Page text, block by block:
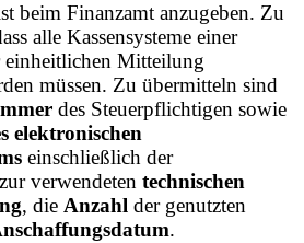
beim Finanzamt anzugeben. Zu
alle Kassensysteme einer
einheitlichen Mitteilung
müssen. Zu übermitteln sind
des Steuerpflichtigen sowie
elektronischen
einschließlich der
verwendeten technischen
, die Anzahl der genutzten
.